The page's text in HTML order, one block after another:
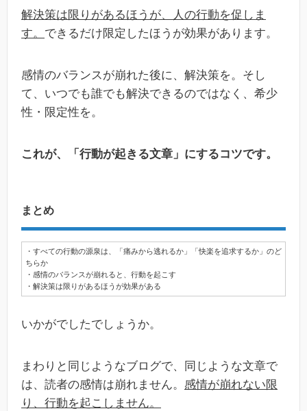
解決策は限りがあるほうが、人の行動を促しま
す。 できるだけ限定したほうが効果があります。
感情のバランスが崩れた後に、解決策を。そし
て、いつでも誰でも解決できるのではなく、希少
性・限定性を。
これが、「行動が起きる文章」にするコツです。
まとめ
・すべての行動の源泉は、「痛みから逃れるか」「快楽を追求するか」のど
ちらか
・感情のバランスが崩れると、行動を起こす
・解決策は限りがあるほうが効果がある
いかがでしたでしょうか。
まわりと同じようなブログで、同じような文章で
は、読者の感情は崩れません。 感情が崩れない限
り、行動を起こしません。